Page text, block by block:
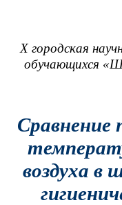
X городская
обучающихся
Сравнение
воздуха в